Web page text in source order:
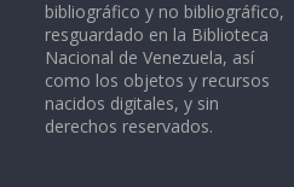
bibliográfico y no bibliográfico,
resguardado en la Biblioteca
Nacional de Venezuela, así
como los objetos y recursos
nacidos digitales, y sin
derechos reservados.